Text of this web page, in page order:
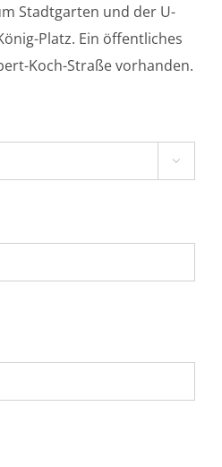
Stadtgarten und der U-
Platz. Ein öffentliches
Koch-Straße vorhanden.
